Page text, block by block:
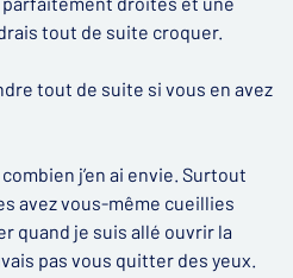
tout de suite croquer.
tout de suite si vous en avez
j’en ai envie. Surtout
avez vous-même cueillies
quand je suis allé ouvrir la
pas vous quitter des yeux.